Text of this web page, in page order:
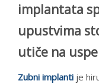
implantata
upustvima
utiče na
Zubni implanti je